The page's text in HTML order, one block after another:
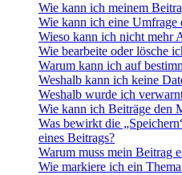
Wie kann ich meinem
Wie kann ich eine Umfrage
Wieso kann ich nicht mehr
Wie bearbeite oder lösche
Warum kann ich auf
Weshalb kann ich keine
Weshalb wurde ich
Wie kann ich Beiträge den
Was bewirkt die
eines Beitrags?
Warum muss mein Beitrag
Wie markiere ich ein